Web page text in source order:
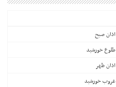
اذان صبح
طلوع خورشید
اذان ظهر
غروب خورشید